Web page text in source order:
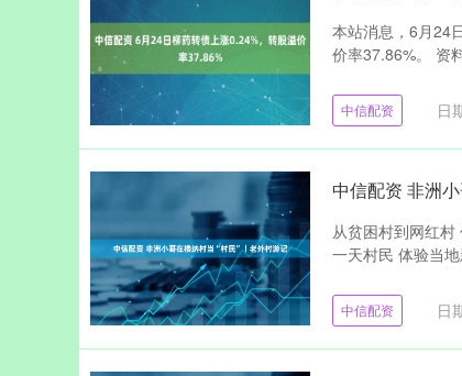
本站消息，6月24
价率37.86%。 资
中信配资 日
中信配资 非洲
从贫困村到网红
一天村民 体验当
中信配资 日